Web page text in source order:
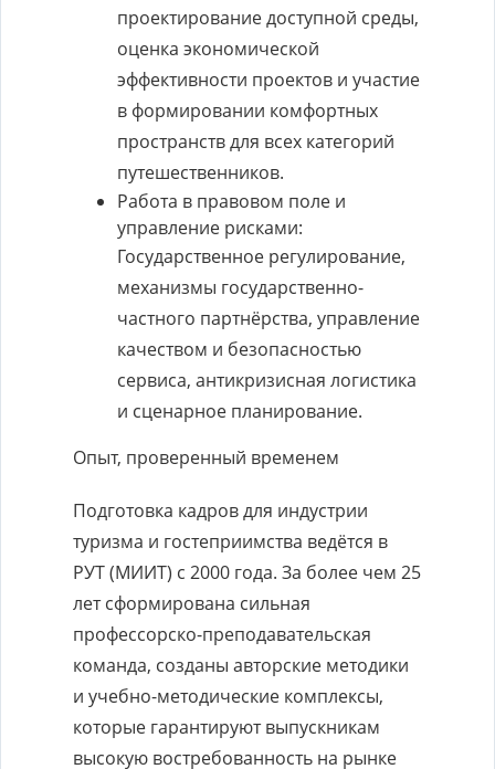
проектирование доступной среды,
оценка экономической
эффективности проектов и участие
в формировании комфортных
пространств для всех категорий
путешественников.
Работа в правовом поле и
управление рисками:
Государственное регулирование,
механизмы государственно-
частного партнёрства, управление
качеством и безопасностью
сервиса, антикризисная логистика
и сценарное планирование.
Опыт, проверенный временем
Подготовка кадров для индустрии
туризма и гостеприимства ведётся в
РУТ (МИИТ) с 2000 года. За более чем 25
лет сформирована сильная
профессорско-преподавательская
команда, созданы авторские методики
и учебно-методические комплексы,
которые гарантируют выпускникам
высокую востребованность на рынке